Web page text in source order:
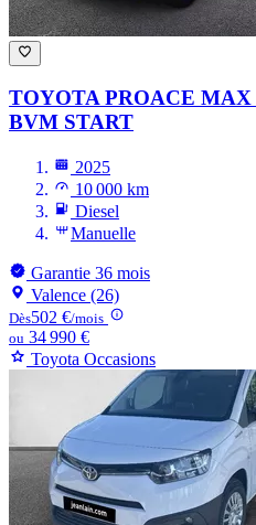
TOYOTA PROACE MAX
BVM START
2025
10 000 km
Diesel
Manuelle
Garantie 36 mois
Valence (26)
Dès502 €/mois
ou 34 990 €
Toyota Occasions